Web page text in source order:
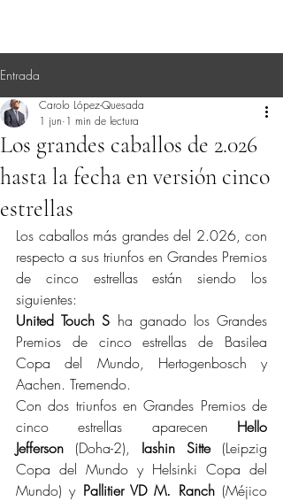
Entrada
Los grandes caballos de 2.026
hasta la fecha en versión cinco
estrellas
Carolo López-Quesada
1 jun 1 min de lectura
Los caballos más grandes del 2.026, con
respecto a sus triunfos en Grandes Premios
de cinco estrellas están siendo los
siguientes:
United Touch S ha ganado los Grandes
Premios de cinco estrellas de Basilea
Copa del Mundo, Hertogenbosch y
Aachen. Tremendo.
Con dos triunfos en Grandes Premios de
cinco estrellas aparecen Hello
Jefferson (Doha-2), Iashin Sitte (Leipzig
Copa del Mundo y Helsinki Copa del
Mundo) y Pallitier VD M. Ranch (Méjico